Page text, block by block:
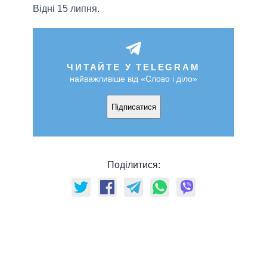
Відні 15 липня.
ЧИТАЙТЕ У TELEGRAM
найважливіше від «Слово і діло»
Підписатися
Поділитися: